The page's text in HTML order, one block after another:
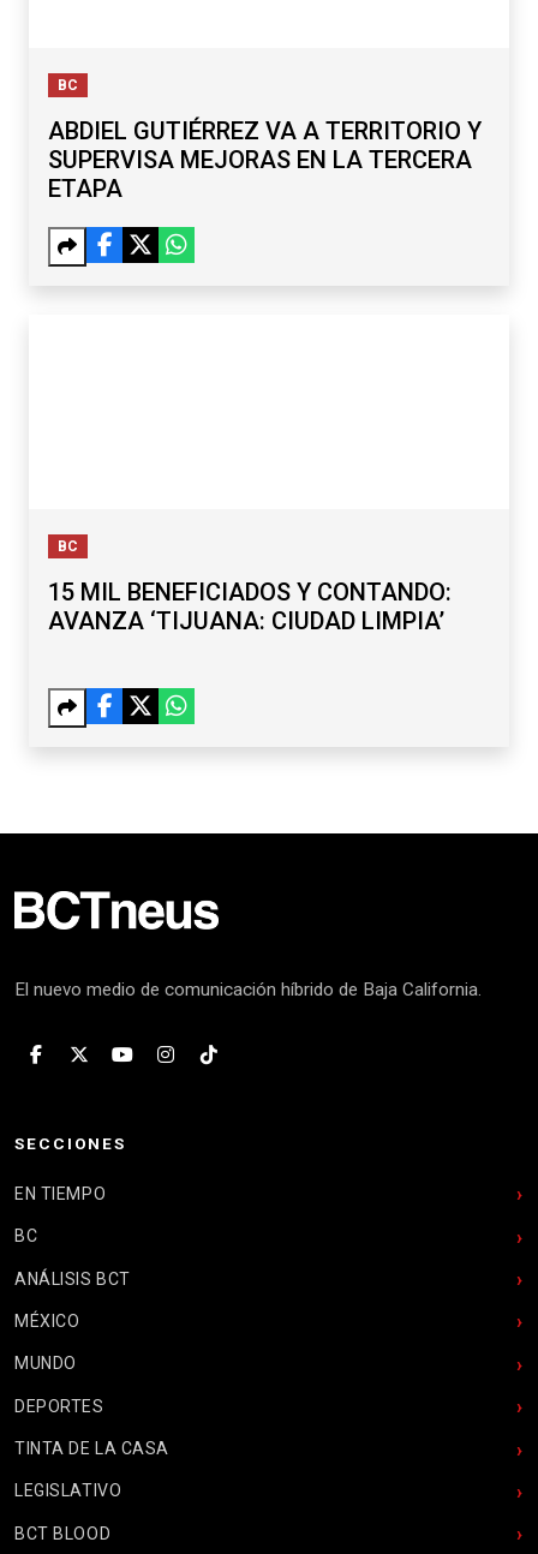
BC
ABDIEL GUTIÉRREZ VA A TERRITORIO Y
SUPERVISA MEJORAS EN LA TERCERA
ETAPA
BC
15 MIL BENEFICIADOS Y CONTANDO:
AVANZA ‘TIJUANA: CIUDAD LIMPIA’
El nuevo medio de comunicación híbrido de Baja California.
SECCIONES
EN TIEMPO
BC
ANÁLISIS BCT
MÉXICO
MUNDO
DEPORTES
TINTA DE LA CASA
LEGISLATIVO
BCT BLOOD